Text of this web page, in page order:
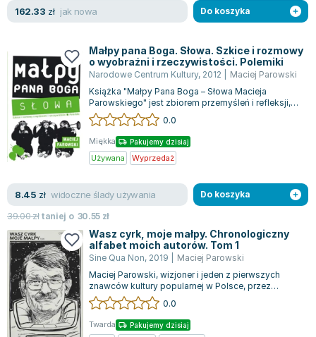
Jarosław Iwaszkiewicz
Jan Sztaudynger
Aleksander Puszkin
Oscar Wilde
Małgorzata Ohme
Maddie Ziegler
Leszek Czarnecki
Joanna Racewicz
Janina Zającówna
Eric Helms
Anna Prus (oprac.)
Nela Mała Reporterka
Agnieszka Maciąg
Barbara Wrzesińska
Terry Pratchett
Virginia Woolf
162.33 zł jak nowa Do koszyka
Małpy pana Boga. Słowa. Szkice i rozmowy
o wyobraźni i rzeczywistości. Polemiki
Narodowe Centrum Kultury, 2012
Maciej Parowski
Książka "Małpy Pana Boga – Słowa Macieja
Parowskiego" jest zbiorem przemyśleń i refleksji,
które Parowski zebrał podczas ponad dwu...
0.0
Miękka Pakujemy dzisiaj
Używana Wyprzedaż
8.45 zł widoczne ślady używania
39.00złtaniej o 30.55 zł
Do koszyka
Wasz cyrk, moje małpy. Chronologiczny
alfabet moich autorów. Tom 1
Sine Qua Non, 2019
Maciej Parowski
Maciej Parowski, wizjoner i jeden z pierwszych
znawców kultury popularnej w Polsce, przez
dekady pełnił rolę strażnika i propagato...
0.0
Twarda Pakujemy dzisiaj